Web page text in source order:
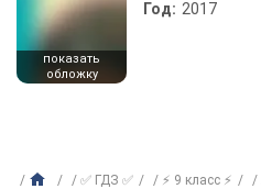
показать
обложку
Год: 2017
✅ ГДЗ ✅ ⚡ 9 класс ⚡